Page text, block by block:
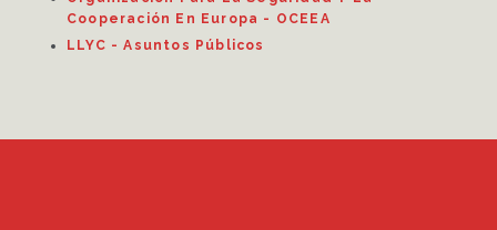
Cooperación En Europa - OCEEA
LLYC - Asuntos Públicos